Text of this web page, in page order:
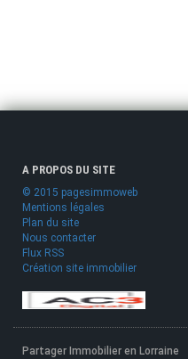
A PROPOS DU SITE
© 2015 pagesimmoweb
Mentions légales
Plan du site
Nous contacter
Flux RSS
Création site immobilier
Partager Immobilier en Lorraine